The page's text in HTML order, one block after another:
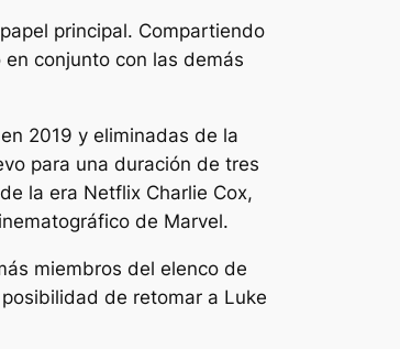
principal. Compartiendo
conjunto con las demás
2019 y eliminadas de la
para una duración de tres
la era Netflix Charlie Cox,
de Marvel.
miembros del elenco de
de retomar a Luke